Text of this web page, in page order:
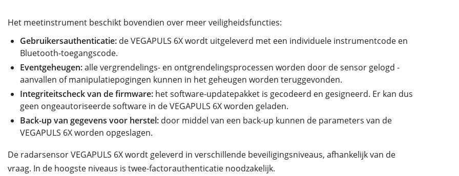
Het meetinstrument beschikt bovendien over meer veiligheidsfuncties:
Gebruikersauthenticatie: de VEGAPULS 6X wordt uitgeleverd met een individuele instrumentcode en
Bluetooth-toegangscode.
Eventgeheugen:alle vergrendelings- en ontgrendelingsprocessen worden door de sensor gelogd -
aanvallen of manipulatiepogingen kunnen in het geheugen worden teruggevonden.
Integriteitscheck van de firmware: het software-updatepakket is gecodeerd en gesigneerd. Er kan dus
geen ongeautoriseerde software in de VEGAPULS 6X worden geladen.
Back-up van gegevens voor herstel: door middel van een back-up kunnen de parameters van de
VEGAPULS 6X worden opgeslagen.
De radarsensor VEGAPULS 6X wordt geleverd in verschillende beveiligingsniveaus, afhankelijk van de
vraag. In de hoogste niveaus is twee-factorauthenticatie noodzakelijk.